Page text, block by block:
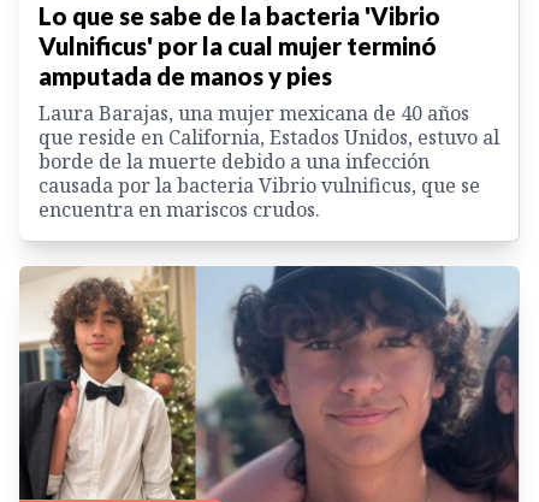
Lo que se sabe de la bacteria 'Vibrio
Vulnificus' por la cual mujer terminó
amputada de manos y pies
Laura Barajas, una mujer mexicana de 40 años
que reside en California, Estados Unidos, estuvo al
borde de la muerte debido a una infección
causada por la bacteria Vibrio vulnificus, que se
encuentra en mariscos crudos.